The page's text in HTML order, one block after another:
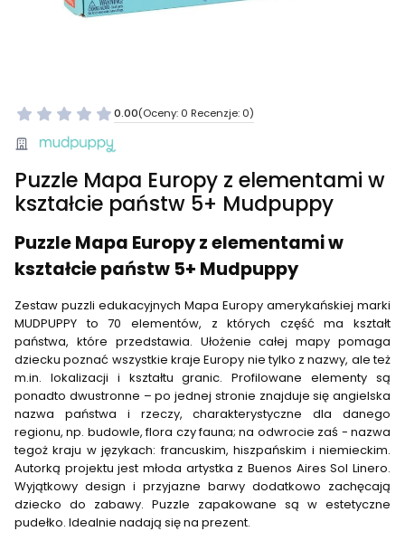
0.00(Oceny: 0 Recenzje: 0)
Puzzle Mapa Europy z elementami w
kształcie państw 5+ Mudpuppy
Puzzle Mapa Europy z elementami w
kształcie państw 5+ Mudpuppy
Zestaw puzzli edukacyjnych Mapa Europy amerykańskiej marki
MUDPUPPY to 70 elementów, z których część ma kształt
państwa, które przedstawia. Ułożenie całej mapy pomaga
dziecku poznać wszystkie kraje Europy nie tylko z nazwy, ale też
m.in. lokalizacji i kształtu granic. Profilowane elementy są
ponadto dwustronne – po jednej stronie znajduje się angielska
nazwa państwa i rzeczy, charakterystyczne dla danego
regionu, np. budowle, flora czy fauna; na odwrocie zaś - nazwa
tegoż kraju w językach: francuskim, hiszpańskim i niemieckim.
Autorką projektu jest młoda artystka z Buenos Aires Sol Linero.
Wyjątkowy design i przyjazne barwy dodatkowo zachęcają
dziecko do zabawy. Puzzle zapakowane są w estetyczne
pudełko. Idealnie nadają się na prezent.